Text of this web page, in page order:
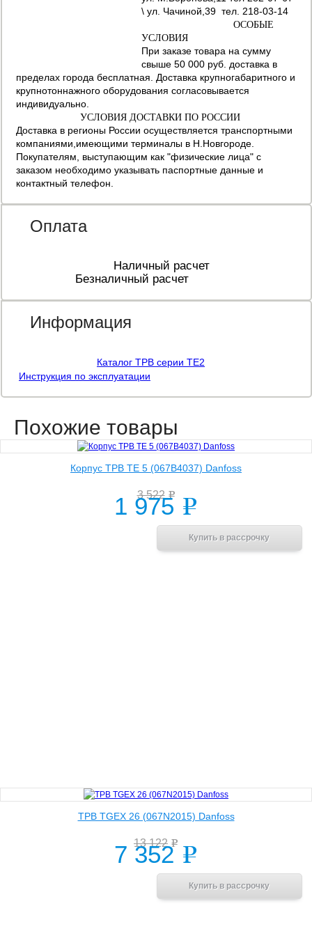
\ ул. Чачиной,39 тел. 218-03-14
ОСОБЫЕ
УСЛОВИЯ
При заказе товара на сумму
свыше 50 000 руб. доставка в
пределах города бесплатная. Доставка крупногабаритного и
крупнотоннажного оборудования согласовывается
индивидуально.
УСЛОВИЯ ДОСТАВКИ ПО РОССИИ
Доставка в регионы России осуществляется транспортными
компаниями,имеющими терминалы в Н.Новгороде.
Покупателям, выступающим как "физические лица" с
заказом необходимо указывать паспортные данные и
контактный телефон.
Оплата
Наличный расчет
Безналичный расчет
Информация
Каталог ТРВ серии ТЕ2
Инструкция по эксплуатации
Похожие товары
Корпус ТРВ TE 5 (067B4037) Danfoss
3 522 e
1 975 e
Купить в рассрочку
ТРВ TGEX 26 (067N2015) Danfoss
13 122 e
7 352 e
Купить в рассрочку